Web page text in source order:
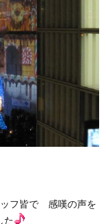
フ皆で 感嘆の声を
た